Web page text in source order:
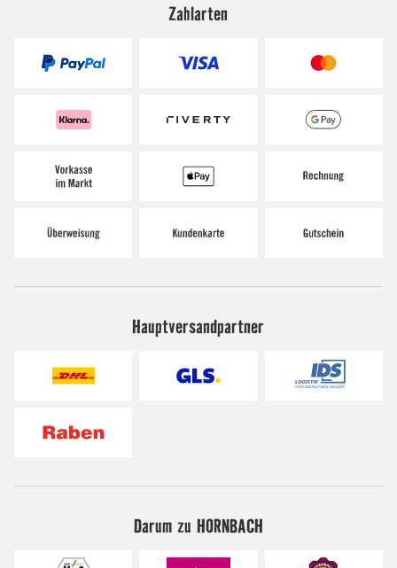
Zahlarten
Hauptversandpartner
Darum zu HORNBACH